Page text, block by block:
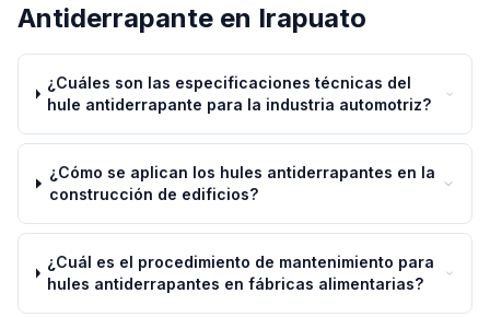
Antiderrapante en Irapuato
¿Cuáles son las especificaciones técnicas del
hule antiderrapante para la industria automotriz?
¿Cómo se aplican los hules antiderrapantes en la
construcción de edificios?
¿Cuál es el procedimiento de mantenimiento para
hules antiderrapantes en fábricas alimentarias?